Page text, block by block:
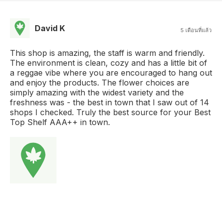
David K 5 เดือนที่แล้ว
This shop is amazing, the staff is warm and friendly.
The environment is clean, cozy and has a little bit of
a reggae vibe where you are encouraged to hang out
and enjoy the products. The flower choices are
simply amazing with the widest variety and the
freshness was - the best in town that I saw out of 14
shops I checked. Truly the best source for your Best
Top Shelf AAA++ in town.